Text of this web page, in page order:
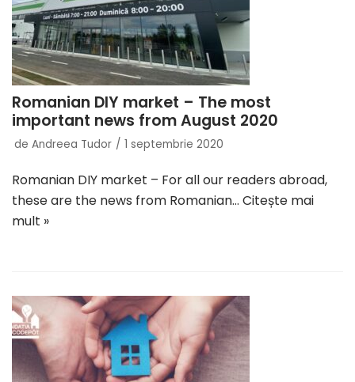
Romanian DIY market – The most
important news from August 2020
de Andreea Tudor 1 septembrie 2020
Romanian DIY market – For all our readers abroad,
these are the news from Romanian… Citește mai
mult »